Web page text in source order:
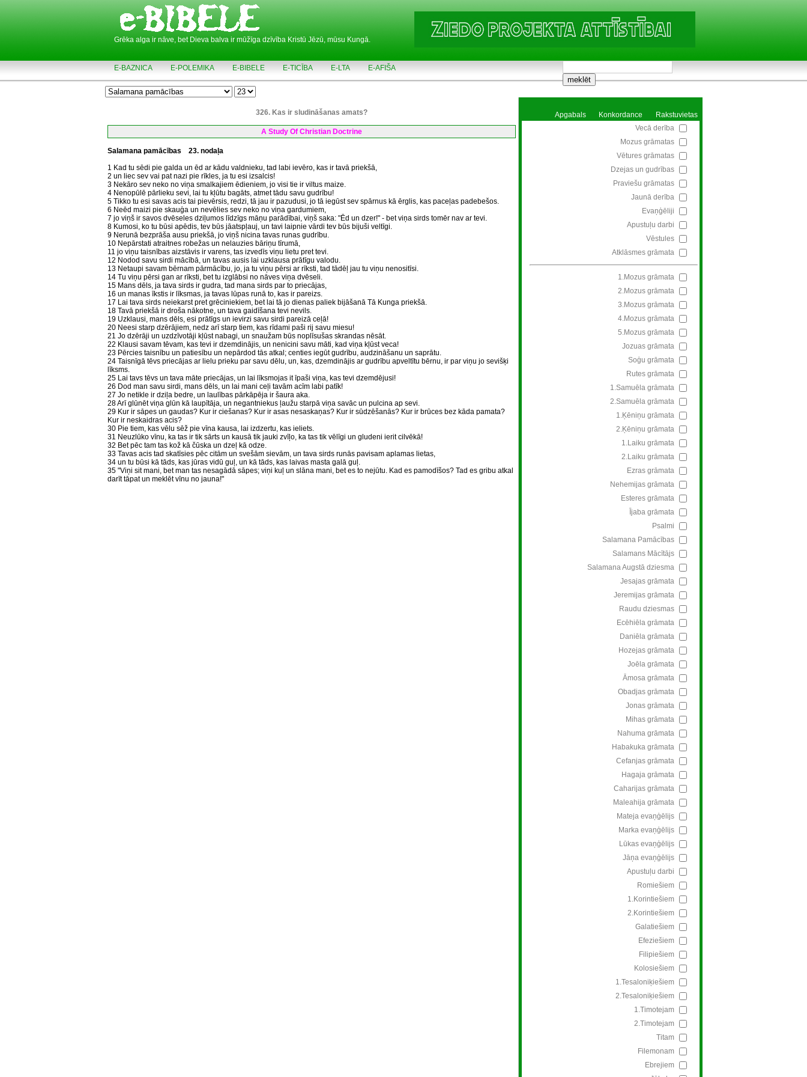
Grēka alga ir nāve, bet Dieva balva ir mūžīga dzīvība Kristū Jēzū, mūsu Kungā.
E-BAZNICA E-POLEMIKA E-BIBELE E-TICĪBA E-LTA E-AFIŠA
326. Kas ir sludināšanas amats?
A Study Of Christian Doctrine
Salamana pamācības
23. nodaļa
1 Kad tu sēdi pie galda un ēd ar kādu valdnieku, tad labi ievēro, kas ir tavā priekšā,
2 un liec sev vai pat nazi pie rīkles, ja tu esi izsalcis!
3 Nekāro sev neko no viņa smalkajiem ēdieniem, jo visi tie ir viltus maize.
4 Nenopūlē pārlieku sevi, lai tu kļūtu bagāts, atmet tādu savu gudrību!
5 Tikko tu esi savas acis tai pievērsis, redzi, tā jau ir pazudusi, jo tā iegūst sev spārnus kā ērglis, kas paceļas padebešos.
6 Neēd maizi pie skauģa un nevēlies sev neko no viņa gardumiem,
7 jo viņš ir savos dvēseles dziļumos līdzīgs māņu parādībai, viņš saka: "Ēd un dzer!" - bet viņa sirds tomēr nav ar tevi.
8 Kumosi, ko tu būsi apēdis, tev būs jāatspļauj, un tavi laipnie vārdi tev būs bijuši veltīgi.
9 Nerunā bezprāša ausu priekšā, jo viņš nicina tavas runas gudrību.
10 Nepārstati atraitnes robežas un nelauzies bāriņu tīrumā,
11 jo viņu taisnības aizstāvis ir varens, tas izvedīs viņu lietu pret tevi.
12 Nodod savu sirdi mācībā, un tavas ausis lai uzklausa prātīgu valodu.
13 Netaupi savam bērnam pārmācību, jo, ja tu viņu pērsi ar rīksti, tad tādēļ jau tu viņu nenositīsi.
14 Tu viņu pērsi gan ar rīksti, bet tu izglābsi no nāves viņa dvēseli.
15 Mans dēls, ja tava sirds ir gudra, tad mana sirds par to priecājas,
16 un manas īkstis ir līksmas, ja tavas lūpas runā to, kas ir pareizs.
17 Lai tava sirds neiekarst pret grēciniekiem, bet lai tā jo dienas paliek bijāšanā Tā Kunga priekšā.
18 Tavā priekšā ir droša nākotne, un tava gaidīšana tevi nevils.
19 Uzklausi, mans dēls, esi prātīgs un ievirzi savu sirdi pareizā ceļā!
20 Neesi starp dzērājiem, nedz arī starp tiem, kas rīdami paši rij savu miesu!
21 Jo dzērāji un uzdzīvotāji kļūst nabagi, un snaužam būs noplīsušas skrandas nēsāt.
22 Klausi savam tēvam, kas tevi ir dzemdinājis, un nenicini savu māti, kad viņa kļūst veca!
23 Pērcies taisnību un patiesību un nepārdod tās atkal; centies iegūt gudrību, audzināšanu un saprātu.
24 Taisnīgā tēvs priecājas ar lielu prieku par savu dēlu, un, kas, dzemdinājis ar gudrību apveltītu bērnu, ir par viņu jo sevišķi
līksms.
25 Lai tavs tēvs un tava māte priecājas, un lai līksmojas it īpaši viņa, kas tevi dzemdējusi!
26 Dod man savu sirdi, mans dēls, un lai mani ceļi tavām acīm labi patīk!
27 Jo netikle ir dziļa bedre, un laulības pārkāpēja ir šaura aka.
28 Arī glūnēt viņa glūn kā laupītāja, un negantniekus ļaužu starpā viņa savāc un pulcina ap sevi.
29 Kur ir sāpes un gaudas? Kur ir ciešanas? Kur ir asas nesaskaņas? Kur ir sūdzēšanās? Kur ir brūces bez kāda pamata?
Kur ir neskaidras acis?
30 Pie tiem, kas vēlu sēž pie vīna kausa, lai izdzertu, kas ieliets.
31 Neuzlūko vīnu, ka tas ir tik sārts un kausā tik jauki zvīļo, ka tas tik vēlīgi un gludeni ierit cilvēkā!
32 Bet pēc tam tas kož kā čūska un dzeļ kā odze.
33 Tavas acis tad skatīsies pēc citām un svešām sievām, un tava sirds runās pavisam aplamas lietas,
34 un tu būsi kā tāds, kas jūras vidū guļ, un kā tāds, kas laivas masta galā guļ.
35 "Viņi sit mani, bet man tas nesagādā sāpes; viņi kuļ un slāna mani, bet es to nejūtu. Kad es pamodīšos? Tad es gribu atkal
darīt tāpat un meklēt vīnu no jauna!"
Apgabals Konkordance
Rakstuvietas
Vecā derība
Mozus grāmatas
Vētures grāmatas
Dzejas un gudrības
Praviešu grāmatas
Jaunā derība
Evaņģēliji
Apustuļu darbi
Vēstules
Atklāsmes grāmata
1.Mozus grāmata
2.Mozus grāmata
3.Mozus grāmata
4.Mozus grāmata
5.Mozus grāmata
Jozuas grāmata
Soģu grāmata
Rutes grāmata
1.Samuēla grāmata
2.Samuēla grāmata
1.Ķēniņu grāmata
2.Ķēniņu grāmata
1.Laiku grāmata
2.Laiku grāmata
Ezras grāmata
Nehemijas grāmata
Esteres grāmata
Ījaba grāmata
Psalmi
Salamana Pamācības
Salamans Mācītājs
Salamana Augstā dziesma
Jesajas grāmata
Jeremijas grāmata
Raudu dziesmas
Ecēhiēla grāmata
Daniēla grāmata
Hozejas grāmata
Joēla grāmata
Āmosa grāmata
Obadjas grāmata
Jonas grāmata
Mihas grāmata
Nahuma grāmata
Habakuka grāmata
Cefanjas grāmata
Hagaja grāmata
Caharijas grāmata
Maleahija grāmata
Mateja evaņģēlijs
Marka evaņģēlijs
Lūkas evaņģēlijs
Jāņa evaņģēlijs
Apustuļu darbi
Romiešiem
1.Korintiešiem
2.Korintiešiem
Galatiešiem
Efeziešiem
Filipiešiem
Kolosiešiem
1.Tesaloniķiešiem
2.Tesaloniķiešiem
1.Timotejam
2.Timotejam
Titam
Filemonam
Ebrejiem